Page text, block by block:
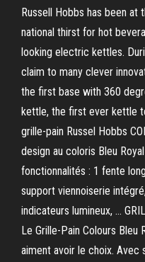
Russell Hobbs has been
national thirst for hot
looking electric kettles.
claim to many clever
the first base with 360
kettle, the first ever kettle
grille-pain Russel Hobbs
design au coloris Bleu
fonctionnalités : 1 fente
support viennoiserie
indicateurs lumineux, …
Le Grille-Pain Colours Bleu
aiment avoir le choix. Avec